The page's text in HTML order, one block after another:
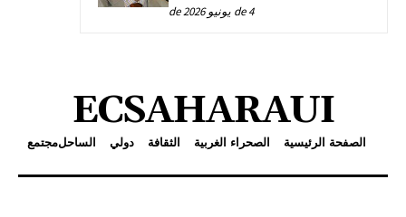
4 de يونيو de 2026
ECSAHARAUI
الصفحة الرئيسية الصحراء الغربية الثقافة دولي الساحلمجتمع